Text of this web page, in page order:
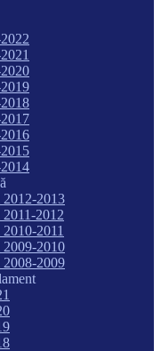
2012-2013
2012
2011
2009-2010
2008-2009